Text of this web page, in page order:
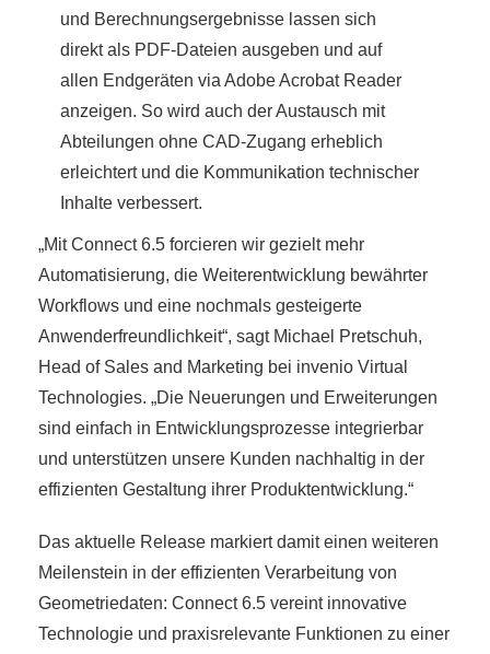
und Berechnungsergebnisse lassen sich
direkt als PDF-Dateien ausgeben und auf
allen Endgeräten via Adobe Acrobat Reader
anzeigen. So wird auch der Austausch mit
Abteilungen ohne CAD-Zugang erheblich
erleichtert und die Kommunikation technischer
Inhalte verbessert.
„Mit Connect 6.5 forcieren wir gezielt mehr
Automatisierung, die Weiterentwicklung bewährter
Workflows und eine nochmals gesteigerte
Anwenderfreundlichkeit“, sagt Michael Pretschuh,
Head of Sales and Marketing bei invenio Virtual
Technologies. „Die Neuerungen und Erweiterungen
sind einfach in Entwicklungsprozesse integrierbar
und unterstützen unsere Kunden nachhaltig in der
effizienten Gestaltung ihrer Produktentwicklung.“
Das aktuelle Release markiert damit einen weiteren
Meilenstein in der effizienten Verarbeitung von
Geometriedaten: Connect 6.5 vereint innovative
Technologie und praxisrelevante Funktionen zu einer